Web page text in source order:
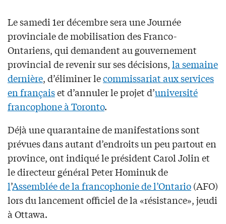
Le samedi 1er décembre sera une Journée
provinciale de mobilisation des Franco-
Ontariens, qui demandent au gouvernement
provincial de revenir sur ses décisions,la semaine
dernière, d’éliminer lecommissariat aux services
en françaiset d’annuler le projet d’université
francophone à Toronto.
Déjà une quarantaine de manifestations sont
prévues dans autant d’endroits un peu partout en
province, ont indiqué le président Carol Jolin et
le directeur général Peter Hominuk de
l’Assemblée de la francophonie de l’Ontario(AFO)
lors du lancement officiel de la «résistance», jeudi
à Ottawa.